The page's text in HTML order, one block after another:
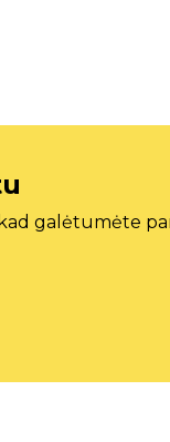
galėtumėte